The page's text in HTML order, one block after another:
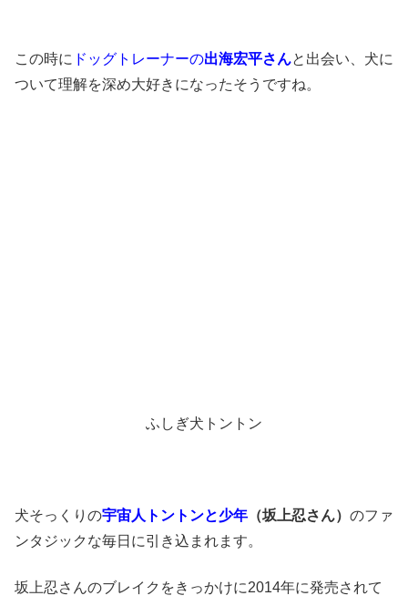
この時に ドッグトレーナーの出海宏平さんと出会い、犬に
ついて理解を深め大好きになったそうですね。
ふしぎ犬トントン
犬そっくりの宇宙人トントンと少年 （坂上忍さん） のファ
ンタジックな毎日に引き込まれます。
坂上忍さんのブレイクをきっかけに2014年に発売されて